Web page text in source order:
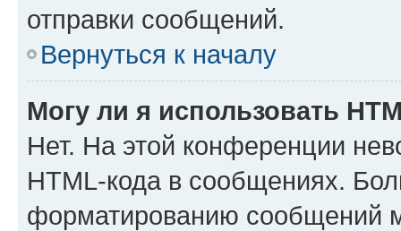
отправки сообщений.
Вернуться к началу
Могу ли я использовать
Нет. На этой конференции
HTML-кода в сообщениях.
форматированию сообщений